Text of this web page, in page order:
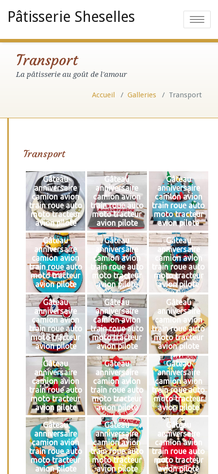
Pâtisserie Sheselles Toggle
Transport
La pâtisserie au goût de l'amour
Accueil / Galleries / Transport
Transport
Gâteau
anniversaire
camion avion
train roue auto
moto tracteur
avion pilote
Gâteau
anniversaire
camion avion
train roue auto
moto tracteur
avion pilote
Gâteau
anniversaire
camion avion
train roue auto
moto tracteur
avion pilote
Gâteau
anniversaire
camion avion
train roue auto
moto tracteur
avion pilote
Gâteau
anniversaire
camion avion
train roue auto
moto tracteur
avion pilote
Gâteau
anniversaire
camion avion
train roue auto
moto tracteur
avion pilote
Gâteau
anniversaire
camion avion
train roue auto
moto tracteur
avion pilote
Gâteau
anniversaire
camion avion
train roue auto
moto tracteur
avion pilote
Gâteau
anniversaire
camion avion
train roue auto
moto tracteur
avion pilote
Gâteau
anniversaire
camion avion
train roue auto
moto tracteur
avion pilote
Gâteau
anniversaire
camion avion
train roue auto
moto tracteur
avion pilote
Gâteau
anniversaire
camion avion
train roue auto
moto tracteur
avion pilote
Gâteau
anniversaire
camion avion
train roue auto
moto tracteur
avion pilote
Gâteau
anniversaire
camion avion
train roue auto
moto tracteur
avion pilote
Gâteau
anniversaire
camion avion
train roue auto
moto tracteur
avion pilote